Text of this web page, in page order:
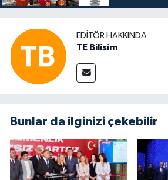
EDITÖR HAKKINDA
TE Bilisim
Bunlar da ilginizi çekebilir